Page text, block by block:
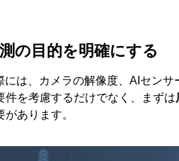
の目的を明確にする
は、カメラの解像度、AIセン
を考慮するだけでなく、まずは
があります。